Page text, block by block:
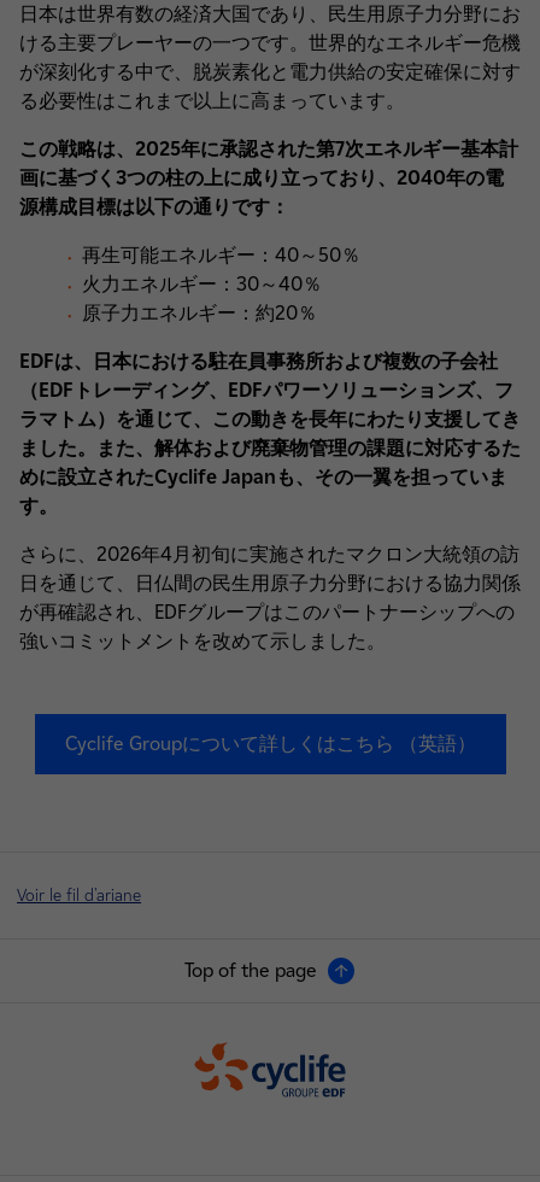
日本は世界有数の経済大国であり、民生用原子力分野にお
ける主要プレーヤーの一つです。世界的なエネルギー危機
が深刻化する中で、脱炭素化と電力供給の安定確保に対す
る必要性はこれまで以上に高まっています。
この戦略は、2025年に承認された第7次エネルギー基本計
画に基づく3つの柱の上に成り立っており、2040年の電
源構成目標は以下の通りです：
再生可能エネルギー：40～50％
火力エネルギー：30～40％
原子力エネルギー：約20％
EDFは、日本における駐在員事務所および複数の子会社
（EDFトレーディング、EDFパワーソリューションズ、フ
ラマトム）を通じて、この動きを長年にわたり支援してき
ました。また、解体および廃棄物管理の課題に対応するた
めに設立されたCyclife Japanも、その一翼を担っていま
す。
さらに、2026年4月初旬に実施されたマクロン大統領の訪
日を通じて、日仏間の民生用原子力分野における協力関係
が再確認され、EDFグループはこのパートナーシップへの
強いコミットメントを改めて示しました。
Cyclife Groupについて詳しくはこちら （英語）
Voir le fil d'ariane
Top of the page